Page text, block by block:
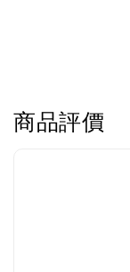
商品評價